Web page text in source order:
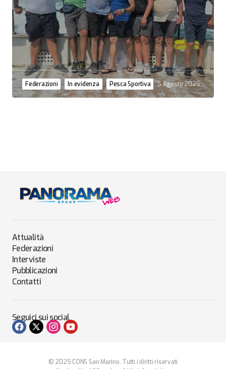
Federazioni In evidenza Pesca Sportiva 5 Agosto 2026
Attualità
Federazioni
Interviste
Pubblicazioni
Contatti
Seguici sui social
© 2025 CONS San Marino. Tutti i diritti riservati